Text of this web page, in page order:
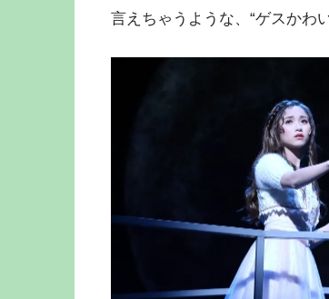
言えちゃうような、“ゲスかわ